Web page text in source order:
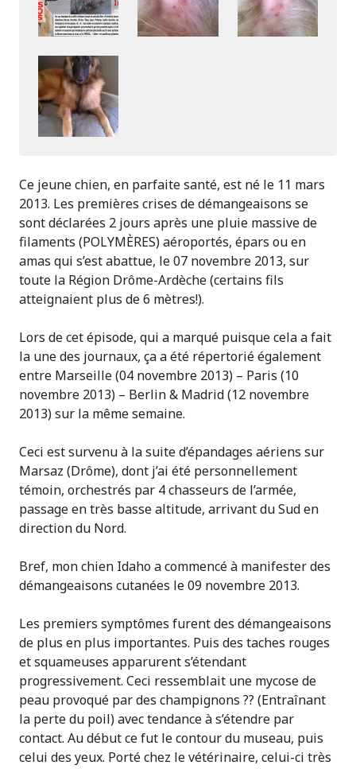
Ce jeune chien, en parfaite santé, est né le 11 mars
2013. Les premières crises de démangeaisons se
sont déclarées 2 jours après une pluie massive de
filaments (POLYMÈRES) aéroportés, épars ou en
amas qui s’est abattue, le 07 novembre 2013, sur
toute la Région Drôme-Ardèche (certains fils
atteignaient plus de 6 mètres!).
Lors de cet épisode, qui a marqué puisque cela a fait
la une des journaux, ça a été répertorié également
entre Marseille (04 novembre 2013) – Paris (10
novembre 2013) – Berlin & Madrid (12 novembre
2013) sur la même semaine.
Ceci est survenu à la suite d’épandages aériens sur
Marsaz (Drôme), dont j’ai été personnellement
témoin, orchestrés par 4 chasseurs de l’armée,
passage en très basse altitude, arrivant du Sud en
direction du Nord.
Bref, mon chien Idaho a commencé à manifester des
démangeaisons cutanées le 09 novembre 2013.
Les premiers symptômes furent des démangeaisons
de plus en plus importantes. Puis des taches rouges
et squameuses apparurent s’étendant
progressivement. Ceci ressemblait une mycose de
peau provoqué par des champignons ?? (Entraînant
la perte du poil) avec tendance à s’étendre par
contact. Au début ce fut le contour du museau, puis
celui des yeux. Porté chez le vétérinaire, celui-ci très